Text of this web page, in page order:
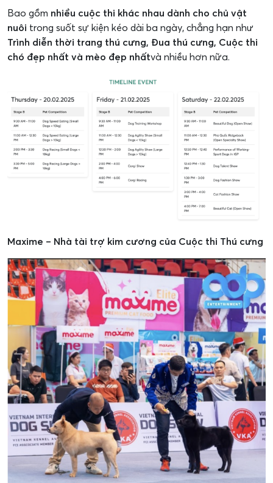
Bao gồm nhiều cuộc thi khác nhau dành cho chủ vật
nuôi trong suốt sự kiện kéo dài ba ngày, chẳng hạn như
Trình diễn thời trang thú cưng, Đua thú cưng, Cuộc thi
chó đẹp nhất và mèo đẹp nhấtvà nhiều hơn nữa.
Maxime – Nhà tài trợ kim cương của Cuộc thi Thú cưng